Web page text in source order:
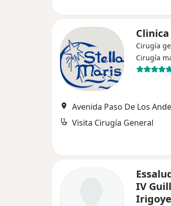
Cirugía
Cirugía
Visita Cirugía General
IV